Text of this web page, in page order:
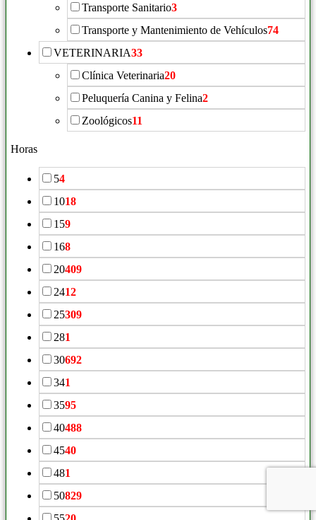
Transporte Sanitario3
Transporte y Mantenimiento de Vehículos74
VETERINARIA33
Clínica Veterinaria20
Peluquería Canina y Felina2
Zoológicos11
Horas
54
1018
159
168
20409
2412
25309
281
30692
341
3595
40488
4540
481
50829